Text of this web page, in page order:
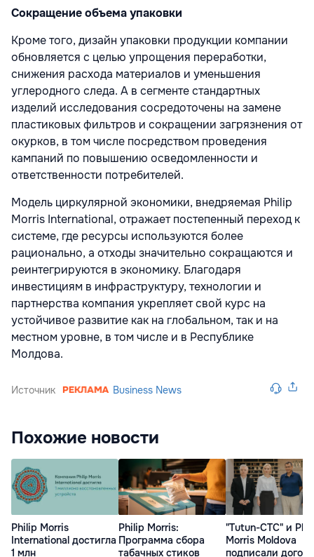
Сокращение объема упаковки
Кроме того, дизайн упаковки продукции компании
обновляется с целью упрощения переработки,
снижения расхода материалов и уменьшения
углеродного следа. А в сегменте стандартных
изделий исследования сосредоточены на замене
пластиковых фильтров и сокращении загрязнения от
окурков, в том числе посредством проведения
кампаний по повышению осведомленности и
ответственности потребителей.
Модель циркулярной экономики, внедряемая Philip
Morris International, отражает постепенный переход к
системе, где ресурсы используются более
рационально, а отходы значительно сокращаются и
реинтегрируются в экономику. Благодаря
инвестициям в инфраструктуру, технологии и
партнерства компания укрепляет свой курс на
устойчивое развитие как на глобальном, так и на
местном уровне, в том числе и в Республике
Молдова.
Источник Business News
Похожие новости
Philip Morris
International достигла
1 млн
Philip Morris:
Программа сбора
табачных стиков
"Tutun-CTC" и
Morris Moldova
подписали